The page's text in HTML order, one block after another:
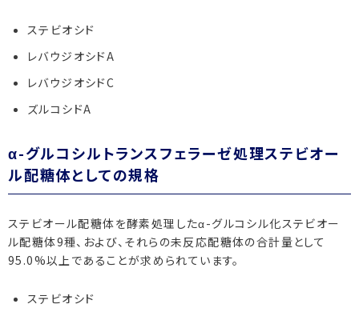
ステビオシド
レバウジオシドA
レバウジオシドC
ズルコシドA
α-グルコシルトランスフェラーゼ処理ステビオー
ル配糖体としての規格
ステビオール配糖体を酵素処理したα-グルコシル化ステビオー
ル配糖体9種、および、それらの未反応配糖体の合計量として
95.0%以上であることが求められています。
ステビオシド